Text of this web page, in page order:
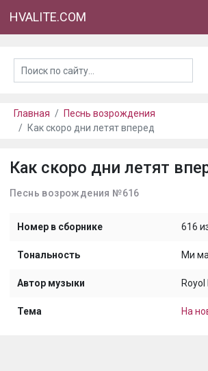
HVALITE.COM
Главная
Песнь возрождения
Как скоро дни летят вперед
Как скоро дни летят
Песнь возрождения №616
Номер в сборнике 616
Тональность Ми
Автор музыки
Тема На